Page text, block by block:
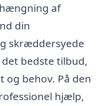
af
din
skræddersyede
bedste tilbud,
og behov. På den
hjælp,